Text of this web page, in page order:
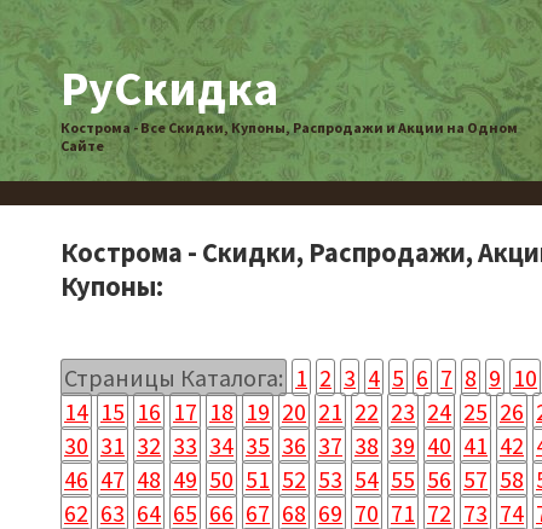
РуСкидка
Кострома - Все Скидки, Купоны, Распродажи и Акции на Одном
Сайте
Кострома - Скидки, Распродажи,
Купоны:
Страницы Каталога: 1 2 3 4 5 6 7 8 9 10
14 15 16 17 18 19 20 21 22 23 24 25 26
30 31 32 33 34 35 36 37 38 39 40 41 42
46 47 48 49 50 51 52 53 54 55 56 57 58
62 63 64 65 66 67 68 69 70 71 72 73 74